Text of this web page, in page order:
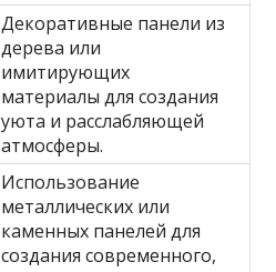
Декоративные панели из
дерева или
имитирующих
материалы для создания
уюта и расслабляющей
атмосферы.
Использование
металлических или
каменных панелей для
создания современного,